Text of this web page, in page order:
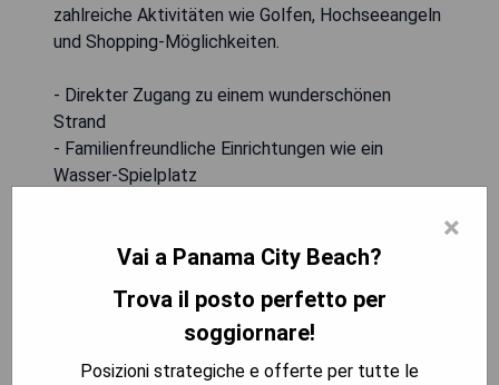
zahlreiche Aktivitäten wie Golfen, Hochseeangeln
und Shopping-Möglichkeiten.
- Direkter Zugang zu einem wunderschönen
Strand
- Familienfreundliche Einrichtungen wie ein
Wasser-Spielplatz
- Nähe zu Freizeitaktivitäten wie Golf und Angeln
MOSTRA I PREZZI
×
Vai a Panama City Beach?
Trova il posto perfetto per
soggiornare!
Posizioni strategiche e offerte per tutte le